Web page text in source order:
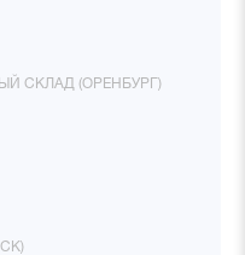
СКЛАД (ОРЕНБУРГ)